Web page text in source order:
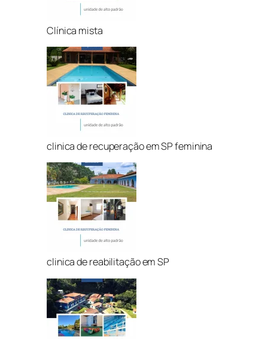
Clínica mista
clinica de recuperação em SP feminina
clinica de reabilitação em SP